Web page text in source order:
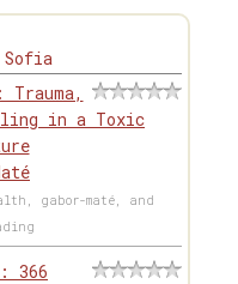
Trauma,
in a Toxic
gabor-maté, and
366